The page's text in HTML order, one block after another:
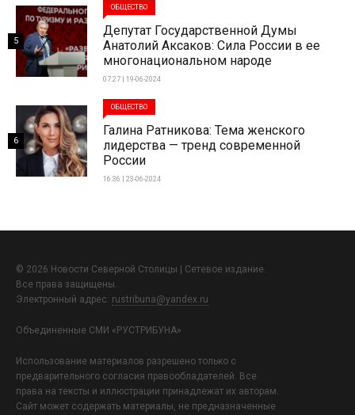
ОБЩЕСТВО
Депутат Государственной Думы
Анатолий Аксаков: Сила России в ее
многонациональном народе
07:27 | 19-06-2024
5
ОБЩЕСТВО
Галина Ратникова: Тема женского
лидерства — тренд современной
России
16:36 | 23-06-2024
6
© 2026 Новости Северной Столицы | Сетевое издание.
Все права защищены.
Электронный адрес: rustribuna@yandex.ru
Объединенные СМИ «РУСТРИБУНА»
Использование материалов разрешено только с
предварительного согласия правообладателей. Все
права на тексты и иллюстрации принадлежат их авторам.
Сайт может содержать материалы, не предназначенные